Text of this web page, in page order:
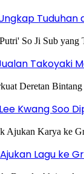
Takoyaki
Kwang Soo
Lagu ke